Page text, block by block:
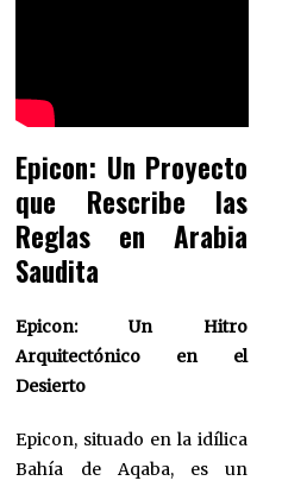
Epicon: Un Proyecto
que Rescribe las
Reglas en Arabia
Saudita
Epicon: Un Hitro
Arquitectónico en el
Desierto
Epicon, situado en la idílica
Bahía de Aqaba, es un